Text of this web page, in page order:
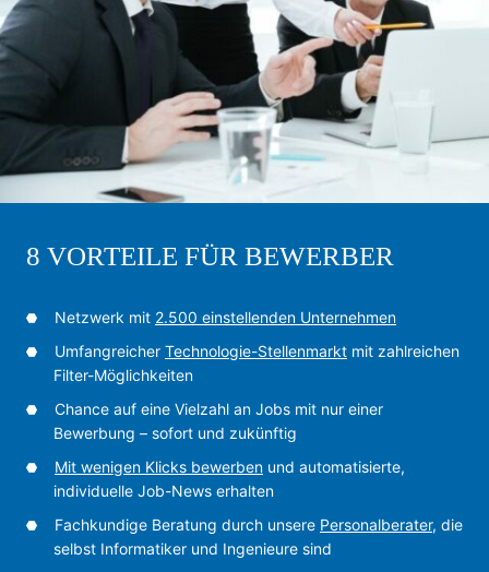
8 VORTEILE FÜR BEWERBER
Netzwerk mit 2.500 einstellenden Unternehmen
Umfangreicher Technologie-Stellenmarkt mit zahlreichen
Filter-Möglichkeiten
Chance auf eine Vielzahl an Jobs mit nur einer
Bewerbung – sofort und zukünftig
Mit wenigen Klicks bewerben und automatisierte,
individuelle Job-News erhalten
Fachkundige Beratung durch unsere Personalberater, die
selbst Informatiker und Ingenieure sind